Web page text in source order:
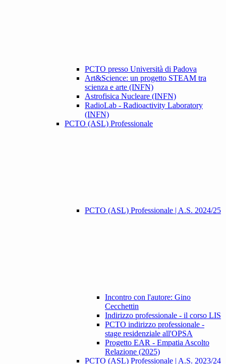
PCTO presso Università di Padova
Art&Science: un progetto STEAM tra
scienza e arte (INFN)
Astrofisica Nucleare (INFN)
RadioLab - Radioactivity Laboratory
(INFN)
PCTO (ASL) Professionale
PCTO (ASL) Professionale | A.S. 2024/25
Incontro con l'autore: Gino
Cecchettin
Indirizzo professionale - il corso LIS
PCTO indirizzo professionale -
stage residenziale all'OPSA
Progetto EAR - Empatia Ascolto
Relazione (2025)
PCTO (ASL) Professionale | A.S. 2023/24